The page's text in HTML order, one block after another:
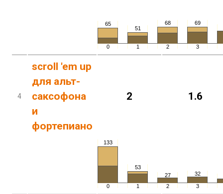
65
0
51
1
68
2
69
3
4
scroll 'em up
для альт-
саксофона
и
фортепиано
2 1.6
133
0
53
1
27
2
32
3